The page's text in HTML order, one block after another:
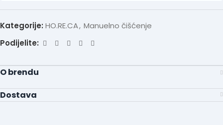
Kategorije: HO.RE.CA, Manuelno čišćenje
Podijelite:
O brendu
Dostava